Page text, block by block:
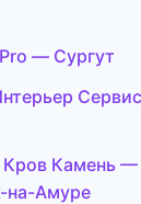
— Сургут
Кров Камень —
на-Амуре